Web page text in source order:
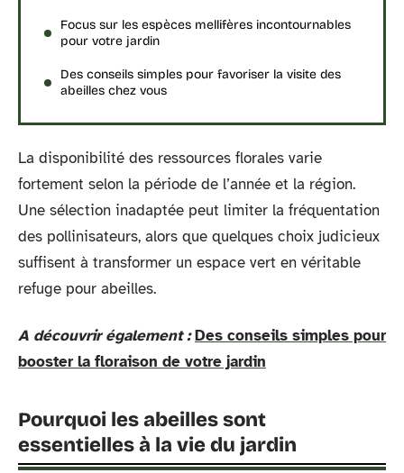
Focus sur les espèces mellifères incontournables
pour votre jardin
Des conseils simples pour favoriser la visite des
abeilles chez vous
La disponibilité des ressources florales varie
fortement selon la période de l’année et la région.
Une sélection inadaptée peut limiter la fréquentation
des pollinisateurs, alors que quelques choix judicieux
suffisent à transformer un espace vert en véritable
refuge pour abeilles.
A découvrir également : Des conseils simples pour
booster la floraison de votre jardin
Pourquoi les abeilles sont
essentielles à la vie du jardin